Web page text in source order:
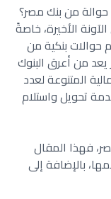
حوالة من بنك مصر؟
الأخيرة، خاصةً
حوالات بنكية من
من أعرق البنوك
المتنوعة لعدد
تحويل واستلام
فهذا المقال
بالإضافة إلى